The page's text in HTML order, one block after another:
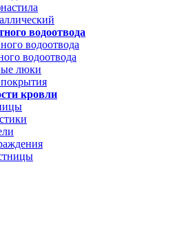
водоотвода
водоотвода
водоотвода
люки
кровли